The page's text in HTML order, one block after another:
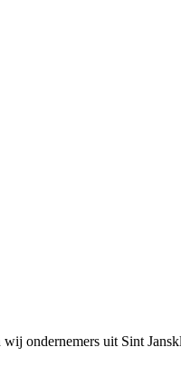
ondernemers uit Sint